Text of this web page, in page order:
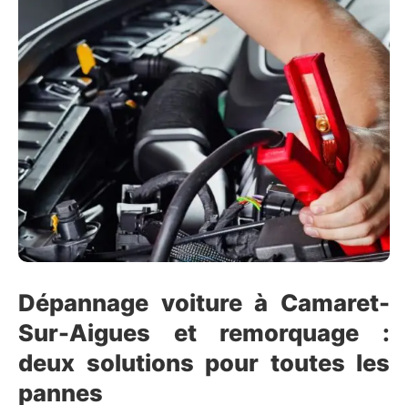
Dépannage voiture à Camaret-
Sur-Aigues et remorquage :
deux solutions pour toutes les
pannes